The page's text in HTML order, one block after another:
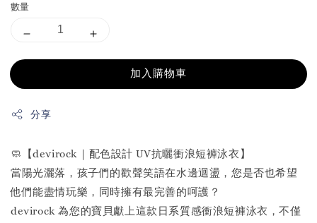
數量
加入購物車
分享
🧼【devirock｜配色設計 UV抗曬衝浪短褲泳衣】
當陽光灑落，孩子們的歡聲笑語在水邊迴盪，您是否也希望
他們能盡情玩樂，同時擁有最完善的呵護？
devirock 為您的寶貝獻上這款日系質感衝浪短褲泳衣，不僅